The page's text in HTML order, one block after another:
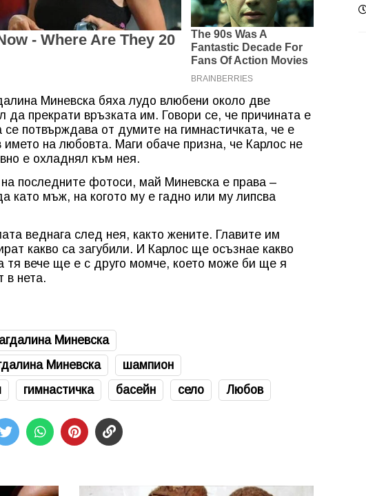
Миневска бяха лудо влюбени около две
да прекрати връзката им. Говори се, че причината е
потвърждава от думите на гимнастичката, че е
името на любовта. Маги обаче призна, че Карлос не
е охладнял към нея.
последните фотоси, май Миневска е права –
като мъж, на когото му е гадно или му липсва
веднага след нея, както жените. Главите им
какво са загубили. И Карлос ще осъзнае какво
тя вече ще е с друго момче, което може би ще я
в нета.
Миневска
Миневска
шампион
гимнастичка басейн село Любов